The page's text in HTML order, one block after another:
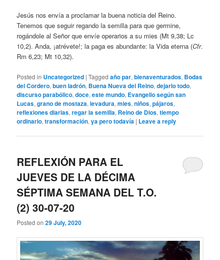
Jesús nos envía a proclamar la buena noticia del Reino.
Tenemos que seguir regando la semilla para que germine,
rogándole al Señor que envíe operarios a su mies (Mt 9,38; Lc
10,2). Anda, ¡atrévete!; la paga es abundante: la Vida eterna (Cfr.
Rm 6,23; Mt 10,32).
Posted in Uncategorized |Tagged año par,bienaventurados, Bodas
del Cordero,buen ladrón, Buena Nueva del Reino,dejarlo todo,
discurso parabólico,doce,este mundo, Evangelio según san
Lucas,grano de mostaza,levadura,mies,niños,pájaros,
reflexiones diarias,regar la semilla, Reino de Dios,tiempo
ordinario,transformación,ya pero todavía | Leave a reply
REFLEXIÓN PARA EL
JUEVES DE LA DÉCIMA
SÉPTIMA SEMANA DEL T.O.
(2) 30-07-20
Posted on29 July, 2020